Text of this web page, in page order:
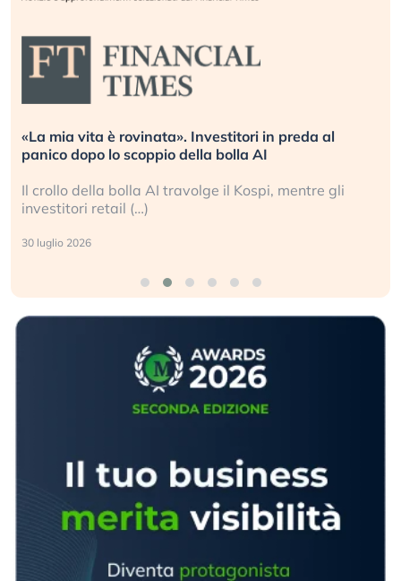
«La mia vita è rovinata». Investitori in preda al
panico dopo lo scoppio della bolla AI
Il crollo della bolla AI travolge il Kospi, mentre gli
investitori retail (…)
30 luglio 2026